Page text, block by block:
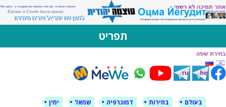
לימין עוצמה יהודית
אתר תמיכה ברוסית ובעברית
תפריט
דילוג
לתוכן
בעולם בחירות דמוגרפיה שמאל
ימין